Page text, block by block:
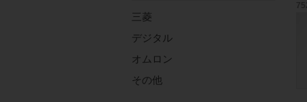
三菱
デジタル
オムロン
その他